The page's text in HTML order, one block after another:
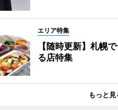
エリア特集
【随時更新】札幌
る店特集
もっと見